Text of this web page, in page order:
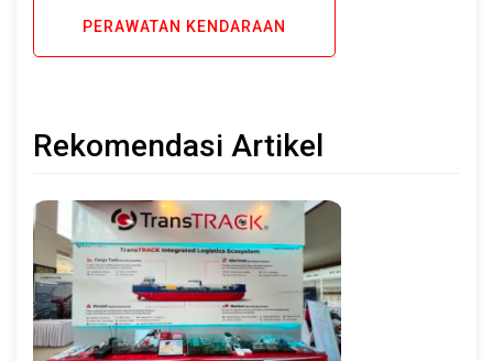
PERAWATAN KENDARAAN
Rekomendasi Artikel